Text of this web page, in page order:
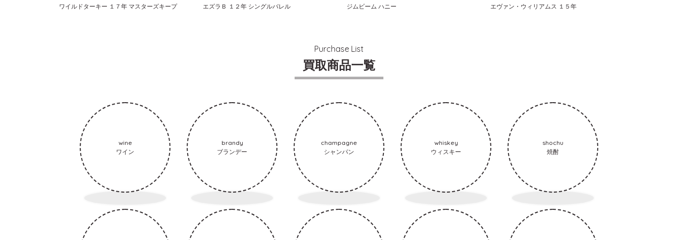
ワイルドターキー １７年 マスターズキープ エズラＢ １２年 シングルバレル ジムビーム ハニー エヴァン・ウィリアムス １５年
Purchase List
買取商品一覧
wine
ワイン
brandy
ブランデー
champagne
シャンパン
whiskey
ウィスキー
shochu
焼酎